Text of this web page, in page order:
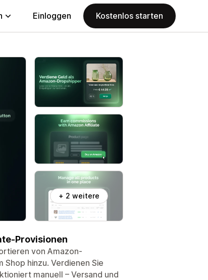
Einloggen Kostenlos starten
+ 2 weitere
Provisionen
von Amazon-
hinzu. Verdienen Sie
manuell – Versand und